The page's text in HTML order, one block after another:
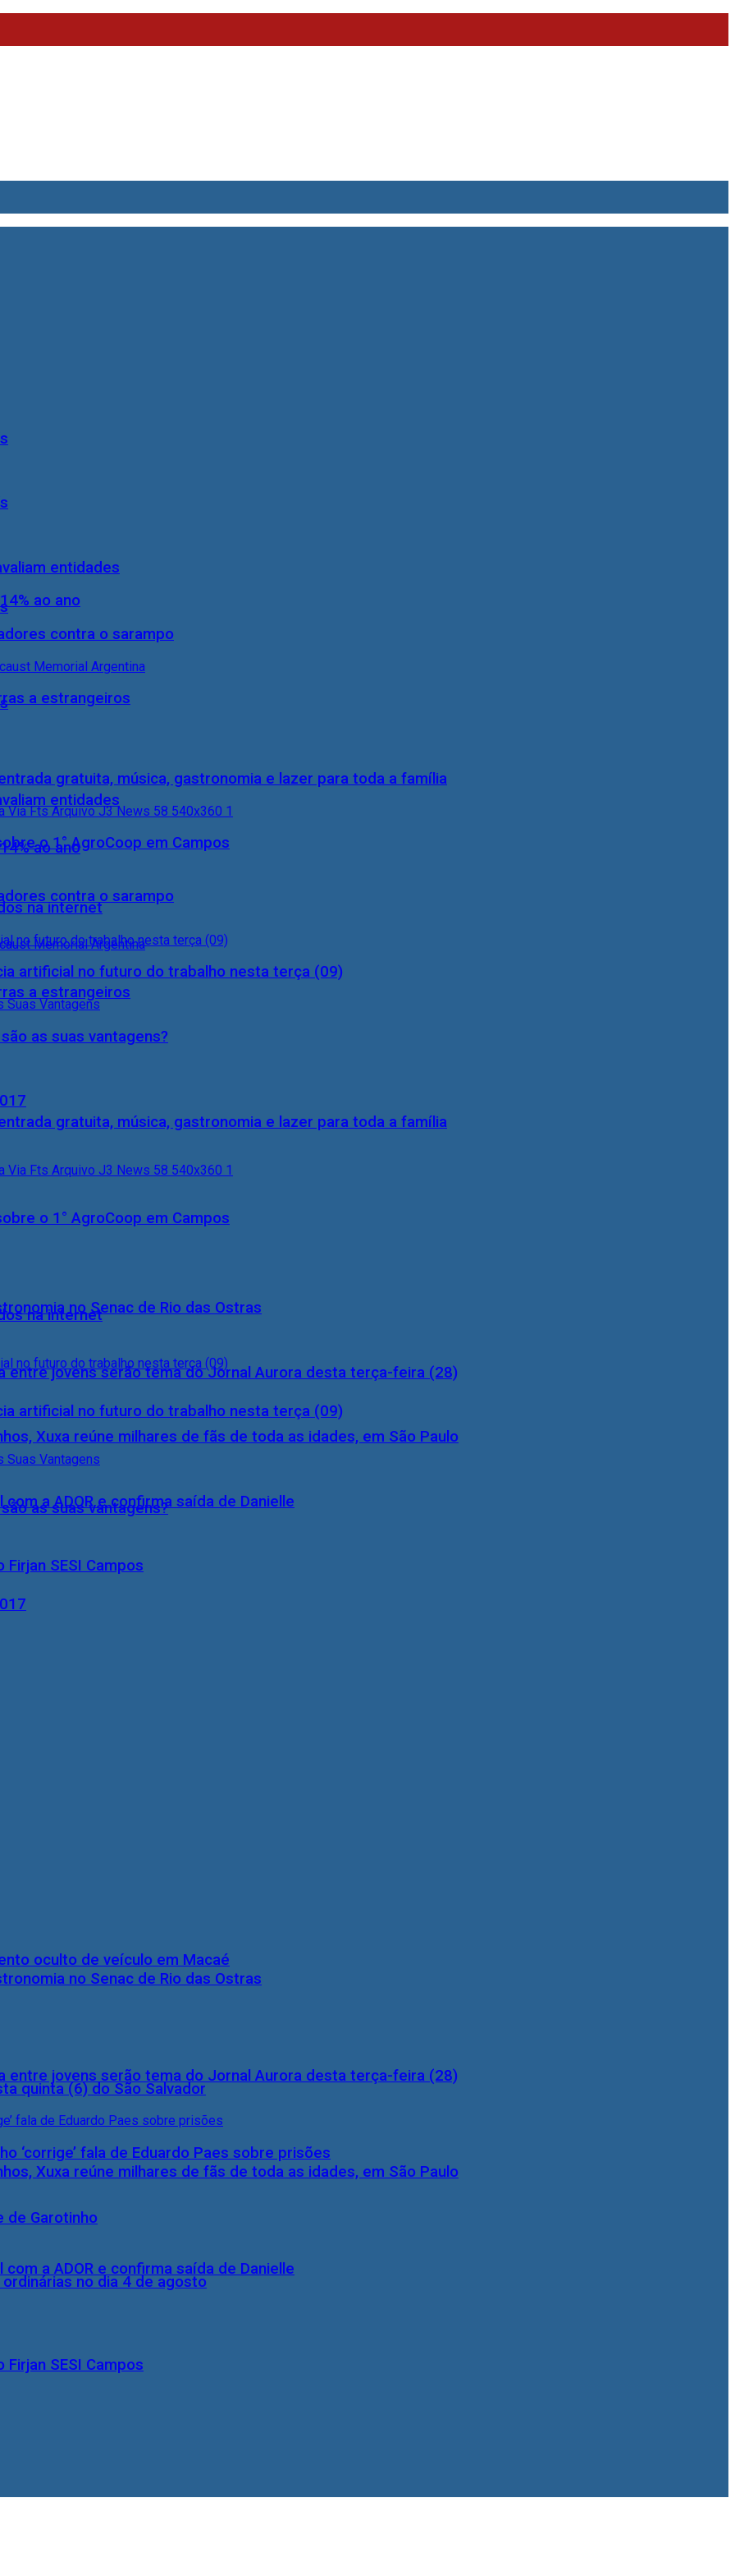
entidades
ao ano
contra o sarampo
a estrangeiros
gratuita, música, gastronomia e lazer para toda a família
o 1° AgroCoop em Campos
na internet
artificial no futuro do trabalho nesta terça (09)
as suas vantagens?
no Senac de Rio das Ostras
entre jovens serão tema do Jornal Aurora desta terça-feira (28)
Xuxa reúne milhares de fãs de toda as idades, em São Paulo
a ADOR e confirma saída de Danielle
Firjan SESI Campos
entidades
ao ano
contra o sarampo
a estrangeiros
gratuita, música, gastronomia e lazer para toda a família
o 1° AgroCoop em Campos
na internet
artificial no futuro do trabalho nesta terça (09)
as suas vantagens?
no Senac de Rio das Ostras
entre jovens serão tema do Jornal Aurora desta terça-feira (28)
Xuxa reúne milhares de fãs de toda as idades, em São Paulo
a ADOR e confirma saída de Danielle
SESI Campos
oculto de veículo em Macaé
quinta (6) do São Salvador
‘corrige’ fala de Eduardo Paes sobre prisões
de Garotinho
no dia 4 de agosto